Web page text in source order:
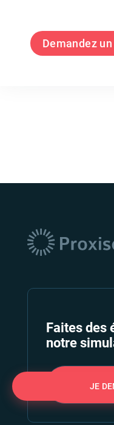
Demandez
JE
Faites des
notre
Réduire